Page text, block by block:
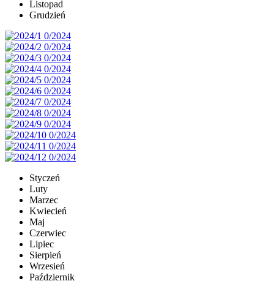
Listopad
Grudzień
Styczeń
Luty
Marzec
Kwiecień
Maj
Czerwiec
Lipiec
Sierpień
Wrzesień
Październik